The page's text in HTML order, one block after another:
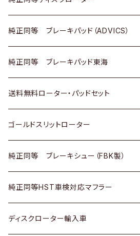
三菱
スバル
日野
三菱ふそう
ＢＭＷ
マツダ
三菱
日野
三菱ふそう
三菱
日野
三菱ふそう
その他
ダイハツ
マツダ
三菱
スバル
日産
いすゞ
ダイハツ
マツダ
三菱
スバル
いすゞ
ダイハツ
マツダ
三菱
ホンダ
スズキ
日産
ダイハツ
マツダ
三菱
スバル
トヨタ
ホンダ
スズキ
日産
いすゞ
ダイハツ
マツダ
純正同等 ブレーキパッド（ADVICS）
トヨタ
ホンダ
スズキ
日産
ダイハツ
マツダ
純正同等 ブレーキパッド東海
トヨタ
ホンダ
日産
いすゞ
ダイハツ
送料無料ローター・パッドセット
トヨタ
ホンダ
スズキ
日産
ゴールドスリットローター
トヨタ
ホンダ
スズキ
純正同等 ブレーキシュー（FBK製）
ホンダ
スズキ
純正同等HST車検対応マフラー
トヨタ
ディスクローター輸入車